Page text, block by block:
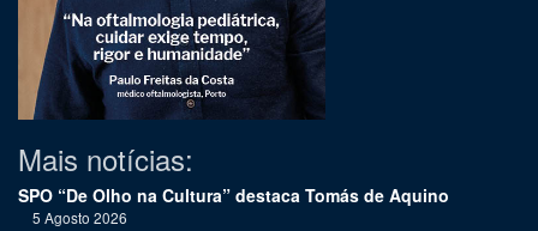
Mais notícias:
SPO “De Olho na Cultura” destaca Tomás de Aquino
5 Agosto 2026